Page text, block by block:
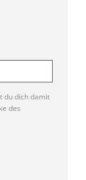
du dich damit
des